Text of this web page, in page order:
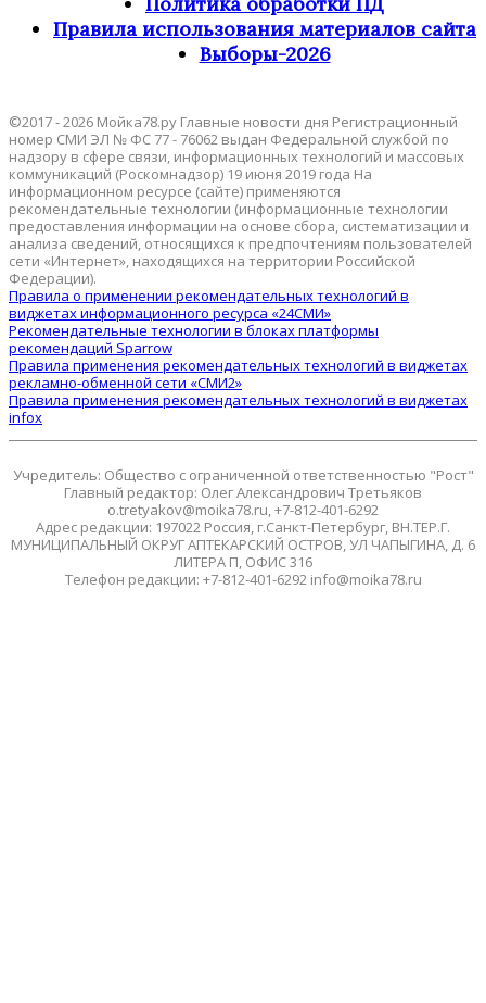
Правила использования материалов сайта
Выборы-2026
©2017 - 2026 Мойка78.ру Главные новости дня Регистрационный
номер СМИ ЭЛ № ФС 77 - 76062 выдан Федеральной службой по
надзору в сфере связи, информационных технологий и массовых
коммуникаций (Роскомнадзор) 19 июня 2019 года На
информационном ресурсе (сайте) применяются
рекомендательные технологии (информационные технологии
предоставления информации на основе сбора, систематизации и
анализа сведений, относящихся к предпочтениям пользователей
сети «Интернет», находящихся на территории Российской
Федерации).
Правила о применении рекомендательных технологий в
виджетах информационного ресурса «24СМИ»
Рекомендательные технологии в блоках платформы
рекомендаций Sparrow
Правила применения рекомендательных технологий в виджетах
рекламно-обменной сети «СМИ2»
Правила применения рекомендательных технологий в виджетах
infox
Учредитель: Общество с ограниченной ответственностью "Рост"
Главный редактор: Олег Александрович Третьяков
o.tretyakov@moika78.ru, +7-812-401-6292
Адрес редакции: 197022 Россия, г.Санкт-Петербург, ВН.ТЕР.Г.
МУНИЦИПАЛЬНЫЙ ОКРУГ АПТЕКАРСКИЙ ОСТРОВ, УЛ ЧАПЫГИНА, Д. 6
ЛИТЕРА П, ОФИС 316
Телефон редакции: +7-812-401-6292 info@moika78.ru